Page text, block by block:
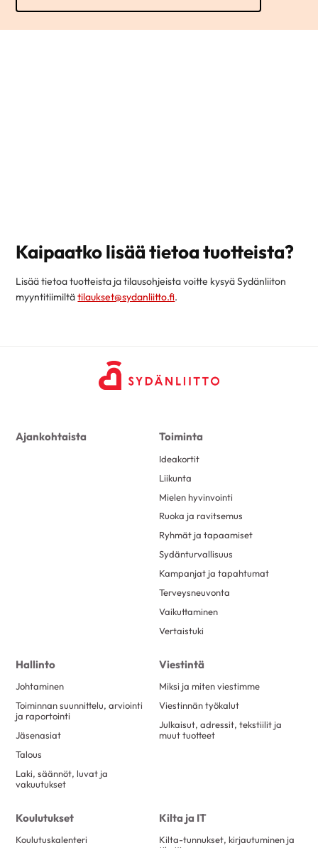
Kaipaatko lisää tietoa tuotteista?
Lisää tietoa tuotteista ja tilausohjeista voitte kysyä Sydänliiton
myyntitiimiltätilaukset@sydanliitto.fi.
Ajankohtaista Toiminta
Ideakortit
Liikunta
Mielen hyvinvointi
Ruoka ja ravitsemus
Ryhmät ja tapaamiset
Sydänturvallisuus
Kampanjat ja tapahtumat
Terveysneuvonta
Vaikuttaminen
Vertaistuki
Hallinto
Johtaminen
Toiminnan suunnittelu, arviointi
ja raportointi
Jäsenasiat
Talous
Laki, säännöt, luvat ja
vakuutukset
Viestintä
Miksi ja miten viestimme
Viestinnän työkalut
Julkaisut, adressit, tekstiilit ja
muut tuotteet
Koulutukset
Koulutuskalenteri
Kilta ja IT
Kilta-tunnukset, kirjautuminen ja